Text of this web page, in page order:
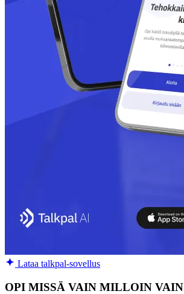
Lataa talkpal-sovellus
OPI MISSÄ VAIN MILLOIN VAIN